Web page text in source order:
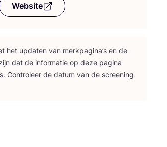
Website
het upda­ten van merk­pa­gi­na’s en de
dat de infor­ma­tie op deze pagi­na
Con­tro­leer de datum van de scree­ning